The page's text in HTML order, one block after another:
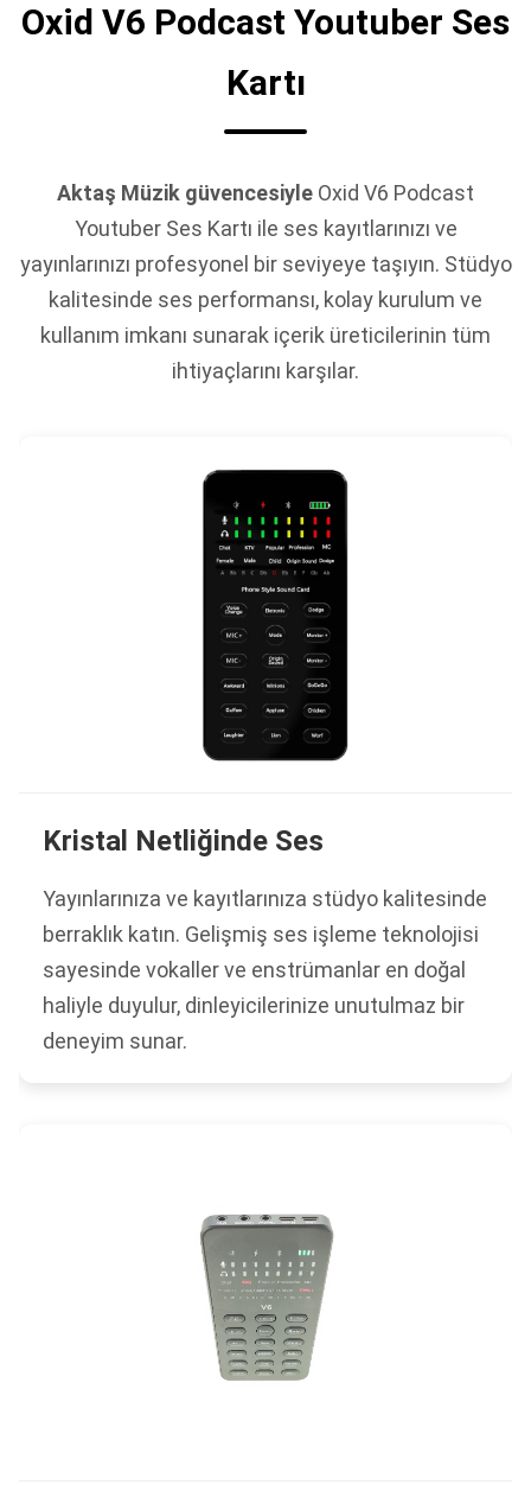
Oxid V6 Podcast Youtuber Ses
Kartı
Aktaş Müzik güvencesiyle Oxid V6 Podcast
Youtuber Ses Kartı ile ses kayıtlarınızı ve
yayınlarınızı profesyonel bir seviyeye taşıyın. Stüdyo
kalitesinde ses performansı, kolay kurulum ve
kullanım imkanı sunarak içerik üreticilerinin tüm
ihtiyaçlarını karşılar.
Kristal Netliğinde Ses
Yayınlarınıza ve kayıtlarınıza stüdyo kalitesinde
berraklık katın. Gelişmiş ses işleme teknolojisi
sayesinde vokaller ve enstrümanlar en doğal
haliyle duyulur, dinleyicilerinize unutulmaz bir
deneyim sunar.